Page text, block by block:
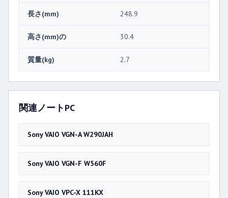
長さ(mm) 248.9
高さ(mm)の 30.4
質量(kg) 2.7
関連ノートPC
Sony VAIO VGN-A W290JAH
Sony VAIO VGN-F W560F
Sony VAIO VPC-X 111KX